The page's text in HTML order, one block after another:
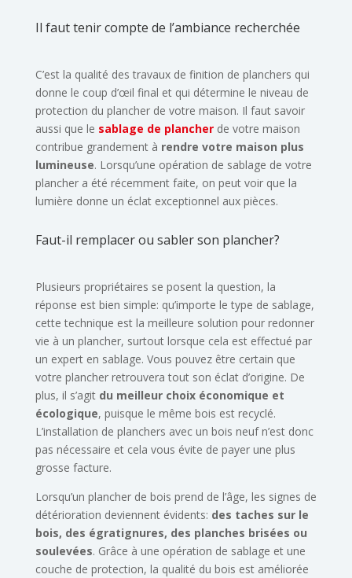
Il faut tenir compte de l’ambiance recherchée
C’est la qualité des travaux de finition de planchers qui
donne le coup d’œil final et qui détermine le niveau de
protection du plancher de votre maison. Il faut savoir
aussi que le sablage de plancherde votre maison
contribue grandement à rendre votre maison plus
lumineuse. Lorsqu’une opération de sablage de votre
plancher a été récemment faite, on peut voir que la
lumière donne un éclat exceptionnel aux pièces.
Faut-il remplacer ou sabler son plancher?
Plusieurs propriétaires se posent la question, la
réponse est bien simple: qu’importe le type de sablage,
cette technique est la meilleure solution pour redonner
vie à un plancher, surtout lorsque cela est effectué par
un expert en sablage. Vous pouvez être certain que
votre plancher retrouvera tout son éclat d’origine. De
plus, il s’agit du meilleur choix économique et
écologique, puisque le même bois est recyclé.
L’installation de planchers avec un bois neuf n’est donc
pas nécessaire et cela vous évite de payer une plus
grosse facture.
Lorsqu’un plancher de bois prend de l’âge, les signes de
détérioration deviennent évidents: des taches sur le
bois, des égratignures, des planches brisées ou
soulevées. Grâce à une opération de sablage et une
couche de protection, la qualité du bois est améliorée